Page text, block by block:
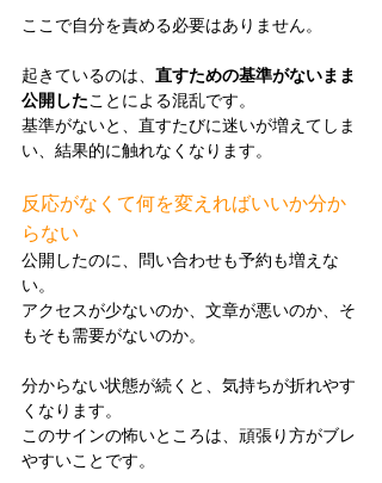
ここで自分を責める必要はありません。
起きているのは、 直すための基準がないまま
公開したことによる混乱です。
基準がないと、直すたびに迷いが増えてしま
い、結果的に触れなくなります。
反応がなくて何を変えればいいか分か
らない
公開したのに、問い合わせも予約も増えな
い。
アクセスが少ないのか、文章が悪いのか、そ
もそも需要がないのか。
分からない状態が続くと、気持ちが折れやす
くなります。
このサインの怖いところは、頑張り方がブレ
やすいことです。